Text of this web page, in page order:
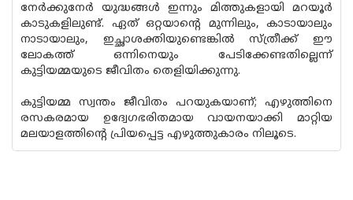
നേർക്കുനേർ യുദ്ധങ്ങൾ ഇന്നും മിത്തുകളായി മറയൂർ
കാടുകളിലുണ്ട്. ഏത് ഒറ്റയാന്റെ മുന്നിലും, കാടായാലും
നാടായാലും, ഇച്ഛാശക്തിയുണ്ടെങ്കിൽ സ്ത്രീക്ക് ഈ
ലോകത്ത് ഒന്നിനെയും പേടിക്കേണ്ടതില്ലെന്ന്
കുട്ടിയമ്മയുടെ ജീവിതം തെളിയിക്കുന്നു.
കുട്ടിയമ്മ സ്വന്തം ജീവിതം പറയുകയാണ്; എഴുത്തിനെ
രസകരമായ ഉദ്വേഗഭരിതമായ വായനയാക്കി മാറ്റിയ
മലയാളത്തിൻ്റെ പ്രിയപ്പെട്ട എഴുത്തുകാരം നിലൂടെ.